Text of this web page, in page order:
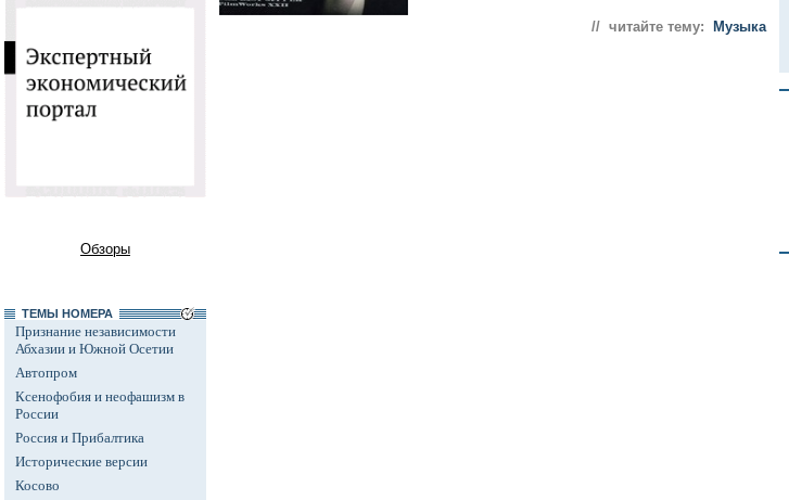
Обзоры
ТЕМЫ НОМЕРА
Признание независимости
Абхазии и Южной Осетии
Автопром
Ксенофобия и неофашизм в
России
Россия и Прибалтика
Исторические версии
Косово
// читайте тему: Музыка